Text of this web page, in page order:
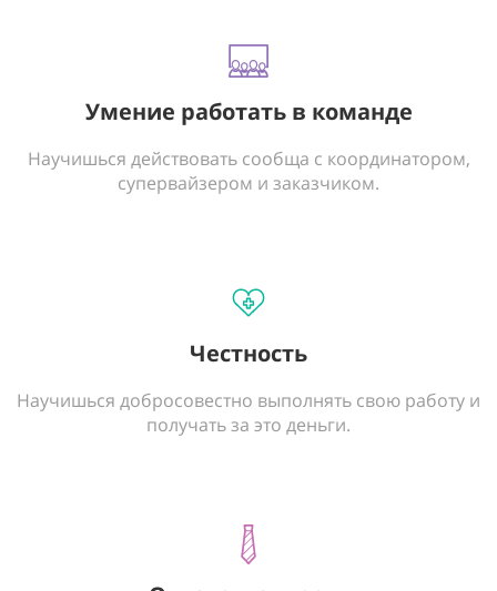
Умение работать в команде
Научишься действовать сообща с координатором,
супервайзером и заказчиком.
Честность
Научишься добросовестно выполнять свою работу и
получать за это деньги.